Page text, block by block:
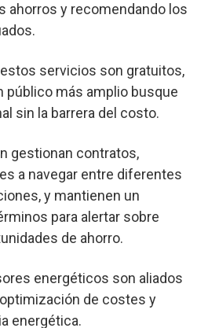
ahorros y recomendando los
servicios son gratuitos,
público más amplio busque
sin la barrera del costo.
gestionan contratos,
a navegar entre diferentes
y mantienen un
para alertar sobre
de ahorro.
energéticos son aliados
de costes y
energética.